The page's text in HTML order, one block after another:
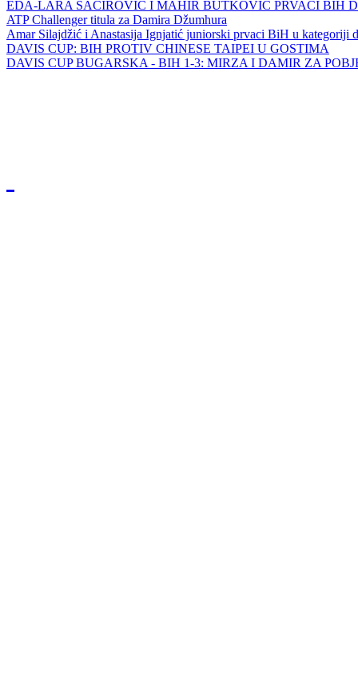
EDA-LARA ŠAĆIROVIĆ I MAHIR BUTKOVIĆ PRVACI BIH
ATP Challenger titula za Damira Džumhura
Amar Silajdžić i Anastasija Ignjatić juniorski prvaci BiH u kategoriji
DAVIS CUP: BIH PROTIV CHINESE TAIPEI U GOSTIMA
DAVIS CUP BUGARSKA - BIH 1-3: MIRZA I DAMIR ZA